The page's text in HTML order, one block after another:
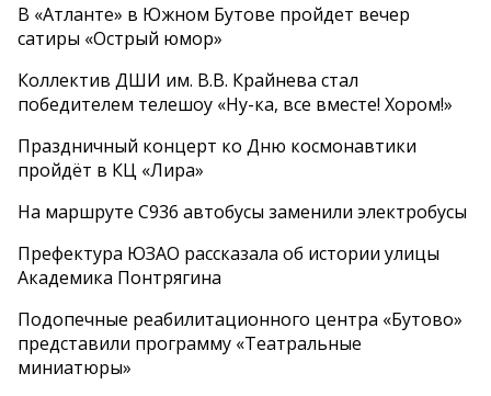
В «Атланте» в Южном Бутове пройдет вечер
сатиры «Острый юмор»
Коллектив ДШИ им. В.В. Крайнева стал
победителем телешоу «Ну-ка, все вместе! Хором!»
Праздничный концерт ко Дню космонавтики
пройдёт в КЦ «Лира»
На маршруте С936 автобусы заменили электробусы
Префектура ЮЗАО рассказала об истории улицы
Академика Понтрягина
Подопечные реабилитационного центра «Бутово»
представили программу «Театральные
миниатюры»